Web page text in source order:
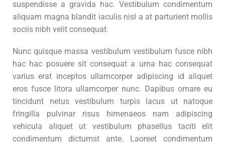
suspendisse a gravida hac. Vestibulum condimentum
aliquam magna blandit iaculis nisl a at parturient mollis
sociis nibh velit consequat.
Nunc quisque massa vestibulum vestibulum fusce nibh
hac hac posuere sit consequat a urna hac consequat
varius erat inceptos ullamcorper adipiscing id aliquet
eros fusce litora ullamcorper nunc. Dapibus ornare eu
tincidunt netus vestibulum turpis lacus ut natoque
fringilla pulvinar risus himenaeos nam adipiscing
vehicula aliquet ut vestibulum phasellus taciti elit
condimentum dictumst ante. Laoreet condimentum